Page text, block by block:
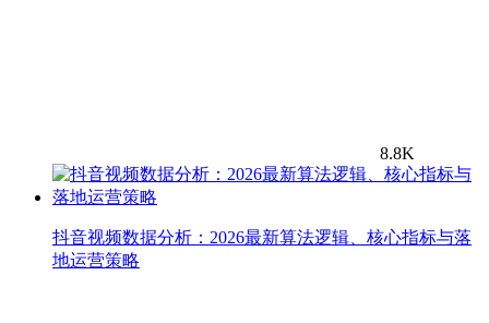
8.8K
抖音视频数据分析：2026最新算法逻辑、核心指标与落
地运营策略